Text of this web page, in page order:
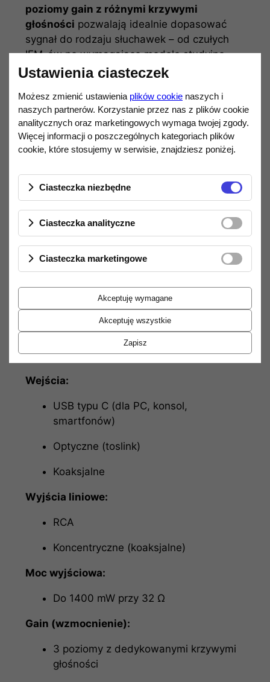
poziomy gain z różnymi krzywymi
głośności pozwalają idealnie dopasować
sygnał do rodzaju słuchawek – od czułych
IEM-ów po wymagające modele studyjne.
Urządzenie oferuje szeroką kompatybilność
– działa natywnie z Windows 10 i nowszymi,
a także z PS5 i Nintendo Switch – bez
konieczności instalacji sterowników. To
prawdziwy „plug and play”.
można regulować, oraz
pokrętło– służące do obsługi menu,
regulacji głośności oraz przełączania trybów
LO/PO.
Specyfikacja techniczna:
Wyjścia słuchawkowe:
4,4 mm (balanced)
6,35 mm (single-ended)
Wejścia:
USB typu C (dla PC, konsol,
smartfonów)
Optyczne (toslink)
Koaksjalne
Wyjścia liniowe:
RCA
Koncentryczne (koaksjalne)
Moc wyjściowa:
Do 1400 mW przy 32 Ω
Gain (wzmocnienie):
3 poziomy z dedykowanymi krzywymi
głośności
Ustawienia ciasteczek
Możesz zmienić ustawienia plików cookie naszych i
naszych partnerów. Korzystanie przez nas z plików cookie
analitycznych oraz marketingowych wymaga twojej zgody.
Więcej informacji o poszczególnych kategoriach plików
cookie, które stosujemy w serwisie, znajdziesz poniżej.
Ciasteczka niezbędne
Ciasteczka analityczne
Ciasteczka marketingowe
Akceptuję wymagane
Akceptuję wszystkie
Zapisz